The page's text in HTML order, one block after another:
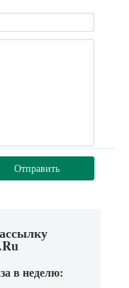
Отправить
в неделю: